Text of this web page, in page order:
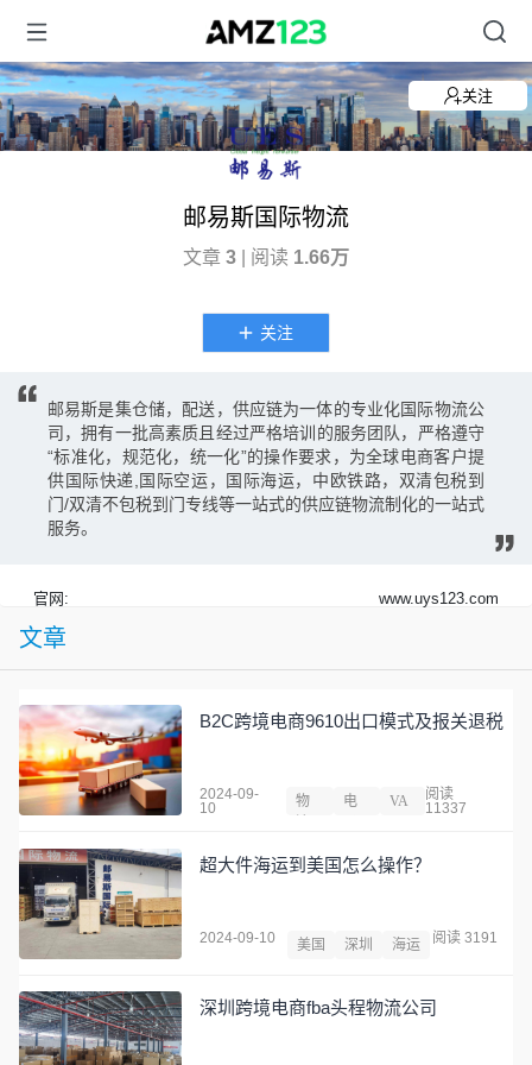
关注
邮易斯国际物流
文章 3 | 阅读 1.66万
关注
邮易斯是集仓储，配送，供应链为一体的专业化国际物流公
司，拥有一批高素质且经过严格培训的服务团队，严格遵守
“标准化，规范化，统一化”的操作要求，为全球电商客户提
供国际快递,国际空运，国际海运，中欧铁路，双清包税到
门/双清不包税到门专线等一站式的供应链物流制化的一站式
服务。
官网: www.uys123.com
文章
B2C跨境电商9610出口模式及报关退税
2024-09-
10
物
电
VA
阅读
11337
超大件海运到美国怎么操作？
2024-09-10 美国 深圳 海运 阅读 3191
深圳跨境电商fba头程物流公司